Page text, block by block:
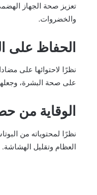
تعزيز صحة الجهاز
والخضروات.
الحفاظ على
نظرًا لاحتوائها على
على صحة البشرة،
الوقاية من
نظرًا لمحتوياته من
العظام وتقليل الهشاشة.